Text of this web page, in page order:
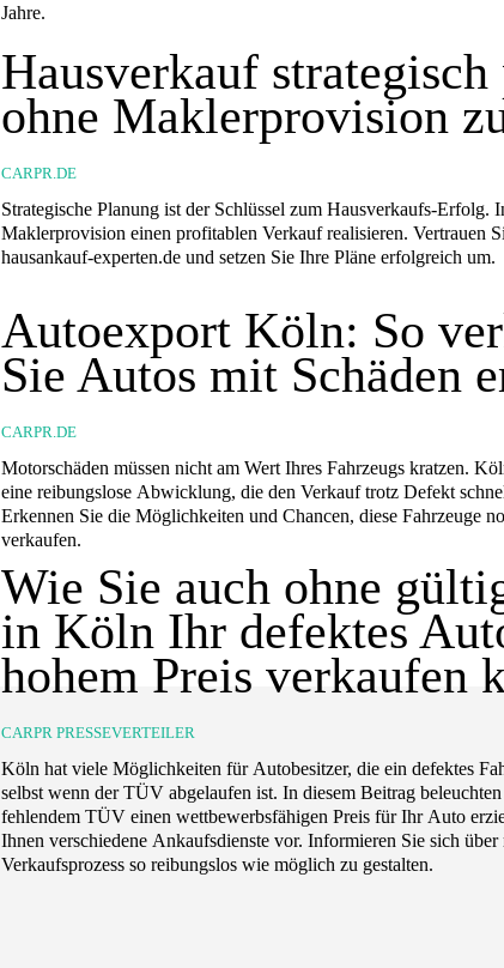
Jahre.
Hausverkauf strategisch
ohne Maklerprovision
CARPR.DE
Strategische Planung ist der Schlüssel zum Hausverkaufs-Erfolg.
Maklerprovision einen profitablen Verkauf realisieren. Vertrauen
hausankauf-experten.de und setzen Sie Ihre Pläne erfolgreich um.
Autoexport Köln: So
Sie Autos mit Schäden
CARPR.DE
Motorschäden müssen nicht am Wert Ihres Fahrzeugs kratzen.
eine reibungslose Abwicklung, die den Verkauf trotz Defekt
Erkennen Sie die Möglichkeiten und Chancen, diese Fahrzeuge
verkaufen.
Wie Sie auch ohne
in Köln Ihr defektes
hohem Preis verkaufen
CARPR PRESSEVERTEILER
Köln hat viele Möglichkeiten für Autobesitzer, die ein defektes
selbst wenn der TÜV abgelaufen ist. In diesem Beitrag
fehlendem TÜV einen wettbewerbsfähigen Preis für Ihr Auto
Ihnen verschiedene Ankaufsdienste vor. Informieren Sie sich
Verkaufsprozess so reibungslos wie möglich zu gestalten.